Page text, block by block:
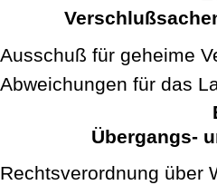
Ausschuß für geheime
Abweichungen für das
Übergangs-
Rechtsverordnung über